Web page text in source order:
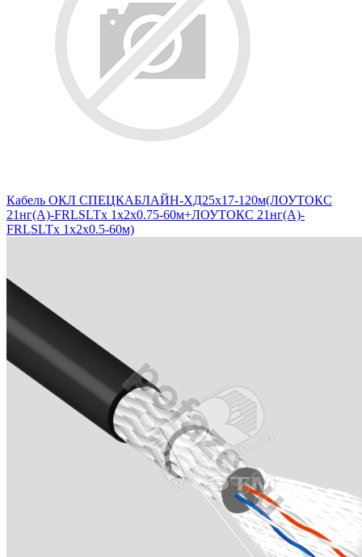
Кабель ОКЛ СПЕЦКАБЛАЙН-ХД25х17-120м(ЛОУТОКС
21нг(А)-FRLSLTx 1х2х0.75-60м+ЛОУТОКС 21нг(А)-
FRLSLTx 1х2х0.5-60м)